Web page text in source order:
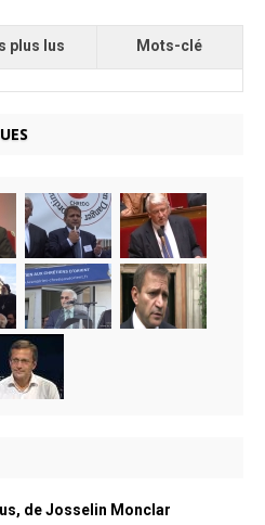
plus lus Mots-clé
de Josselin Monclar